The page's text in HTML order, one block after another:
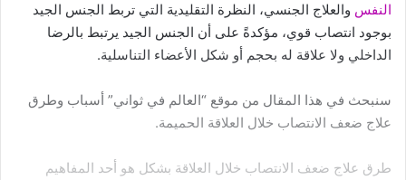
النفس والعلاج الجنسي، النظرة التقليدية التي تربط الجنس الجيد
بوجود انتصاب قوي، مؤكدةً على أن الجنس الجيد يرتبط بالرضا
الداخلي ولا علاقة له بحجم أو شكل الأعضاء التناسلية.
سنبحث في هذا المقال من موقع “العالم في ثواني” أسباب وطرق
علاج ضعف الانتصاب خلال العلاقة الحميمة.
طرق علاج ضعف الانتصاب خلال العلاقة بشكل هو أحد المفاهيم